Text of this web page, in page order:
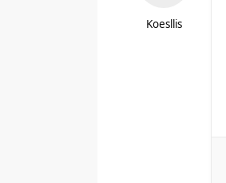
Koesllis